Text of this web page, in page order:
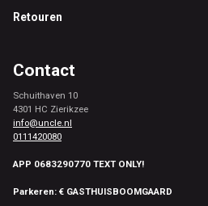
Retouren
Contact
Schuithaven 10
4301 HC Zierikzee
info@uncle.nl
0111420080
APP 0683290770 TEXT ONLY!
Parkeren: € GASTHUISBOOMGAARD